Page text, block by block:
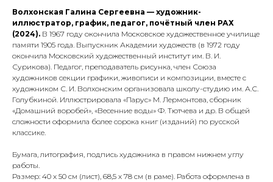
Волхонская Галина Сергеевна — художник-
иллюстратор, график, педагог, почётный член РАХ
(2024). В 1967 году окончила Московское художественное училище
памяти 1905 года. Выпускник Академии художеств (в 1972 году
окончила Московский художественный институт им. В. И.
Сурикова). Педагог, преподаватель рисунка, член Союза
художников секции графики, живописи и композиции, вместе с
художником С. И. Волхонским организовала школу-студию им. А.С.
Голубкиной. Иллюстрировала «Парус» М. Лермонтова, сборник
«Домашний воробей», «Весенние воды» Ф. Тютчева и др. В общей
сложности оформила более сорока книг (изданий) по русской
классике.
Бумага, литография, подпись художника в правом нижнем углу
работы.
Размер: 40 х 50 см (лист), 68,5 х 78 см (в раме). Работа оформлена в